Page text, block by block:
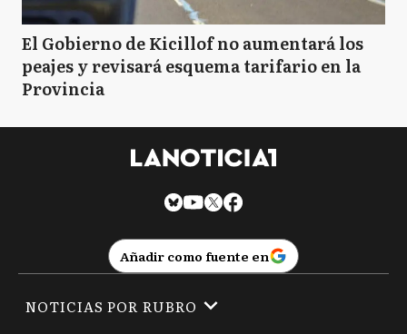
El Gobierno de Kicillof no aumentará los
peajes y revisará esquema tarifario en la
Provincia
Añadir como fuente en
NOTICIAS POR RUBRO